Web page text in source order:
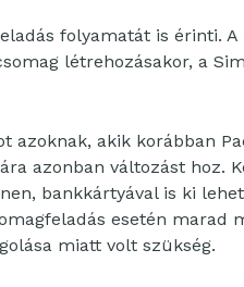
folyamatát is érinti.
létrehozásakor, a
azoknak, akik korábban
azonban változást hoz.
bankkártyával is ki
esetén marad
miatt volt szükség.